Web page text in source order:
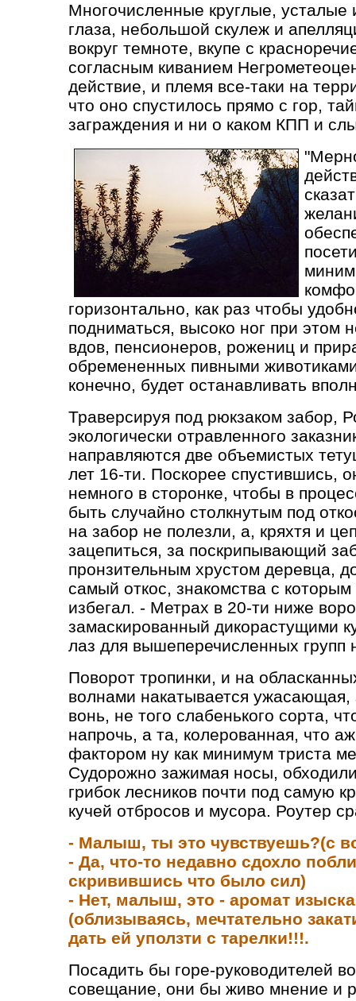
Многочисленные круглые, усталые
глаза, небольшой скулеж и
вокруг темноте, вкупе с
согласным киванием
действие, и племя все-таки на
что оно спустилось прямо с гор,
заграждения и ни о каком КПП и
горизонтально, как раз чтобы
подниматься, высоко ног при этом
вдов, пенсионеров, рожениц и
обремененных пивными
конечно, будет останавливать
Траверсируя под рюкзаком забор,
экологически отравленного
направляются две объемистых
лет 16-ти. Поскорее спустившись,
немного в сторонке, чтобы в
быть случайно столкнутым под
на забор не полезли, а, кряхтя и
зацепиться, за поскрипывающий
пронзительным хрустом деревца,
самый откос, знакомства с
избегал. - Метрах в 20-ти ниже
замаскированный дикорастущими
лаз для вышеперечисленных групп
Поворот тропинки, и на
волнами накатывается ужасающая,
вонь, не того слабенького сорта,
напрочь, а та, колерованная, что
фактором ну как минимум триста
Судорожно зажимая носы,
грибок лесников почти под самую
кучей отбросов и мусора. Роутер
- Малыш, ты это чувствуешь?(с
- Да, что-то недавно сдохло
скривившись что было сил)
- Нет, малыш, это - аромат
(облизываясь, мечтательно
дать ей уползти с тарелки!!!.
Посадить бы горе-руководителей
совещание, они бы живо мнение и